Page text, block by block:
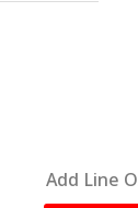
Add Line